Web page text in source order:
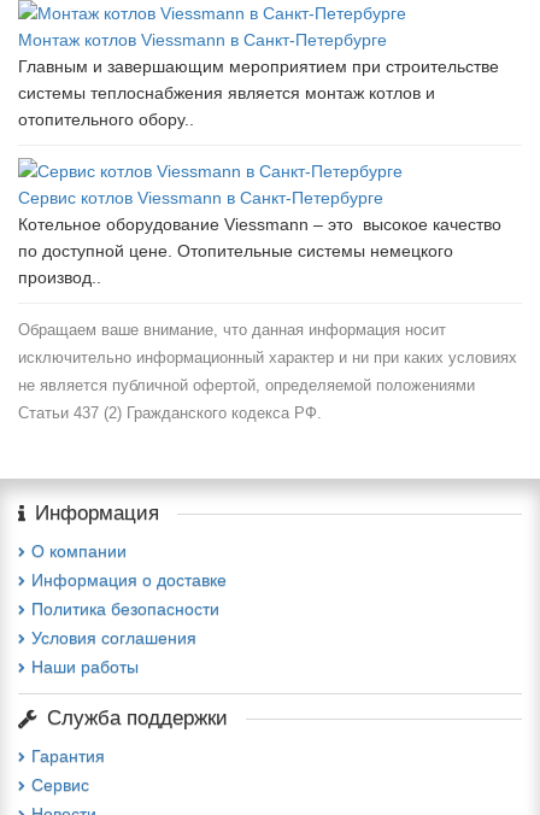
Монтаж котлов Viessmann в Санкт-Петербурге
Главным и завершающим мероприятием при строительстве
системы теплоснабжения является монтаж котлов и
отопительного обору..
Сервис котлов Viessmann в Санкт-Петербурге
Котельное оборудование Viessmann – это высокое качество
по доступной цене. Отопительные системы немецкого
производ..
Обращаем ваше внимание, что данная информация носит
исключительно информационный характер и ни при каких условиях
не является публичной офертой, определяемой положениями
Статьи 437 (2) Гражданского кодекса РФ.
Информация
О компании
Информация о доставке
Политика безопасности
Условия соглашения
Наши работы
Служба поддержки
Гарантия
Сервис